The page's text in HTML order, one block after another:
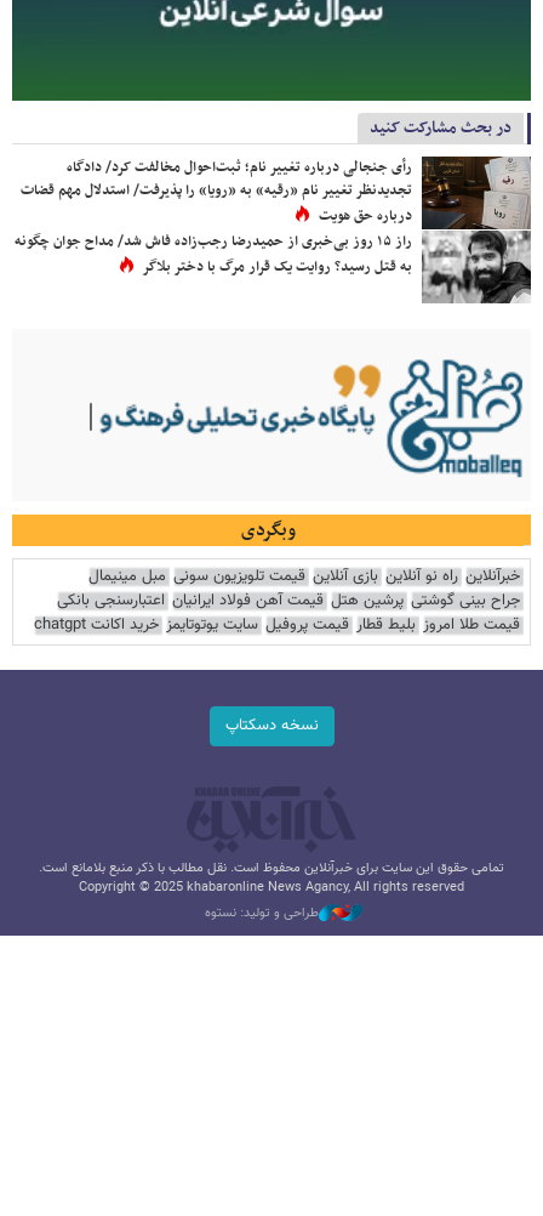
در بحث مشارکت کنید
رأی جنجالی درباره تغییر نام؛ ثبت‌احوال مخالفت کرد/ دادگاه
تجدیدنظر تغییر نام «رقیه» به «رویا» را پذیرفت/ استدلال مهم قضات
درباره حق هویت
راز ۱۵ روز بی‌خبری از حمیدرضا رجب‌زاده فاش شد/ مداح جوان چگونه
به قتل رسید؟ روایت یک قرار مرگ با دختر بلاگر
وبگردی
خبرآنلاین راه نو آنلاین بازی آنلاین قیمت تلویزیون سونی مبل مینیمال
جراح بینی گوشتی پرشین هتل قیمت آهن فولاد ایرانیان اعتبارسنجی بانکی
قیمت طلا امروز بلیط قطار قیمت پروفیل سایت یوتوتایمز خرید اکانت chatgpt
نسخه دسکتاپ
تمامی حقوق این سایت برای خبرآنلاین محفوظ است. نقل مطالب با ذکر منبع بلامانع است.
Copyright © 2025 khabaronline News Agancy, All rights reserved
طراحی و تولید: نستوه